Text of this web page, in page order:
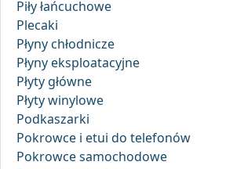
Piły łańcuchowe
Plecaki
Płyny chłodnicze
Płyny eksploatacyjne
Płyty główne
Płyty winylowe
Podkaszarki
Pokrowce i etui do telefonów
Pokrowce samochodowe